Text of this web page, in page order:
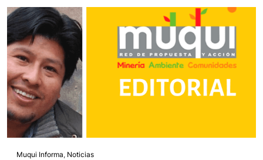
Muqui Informa, Noticias